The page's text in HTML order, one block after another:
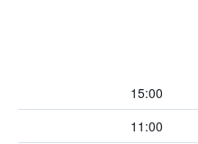
15:00
11:00